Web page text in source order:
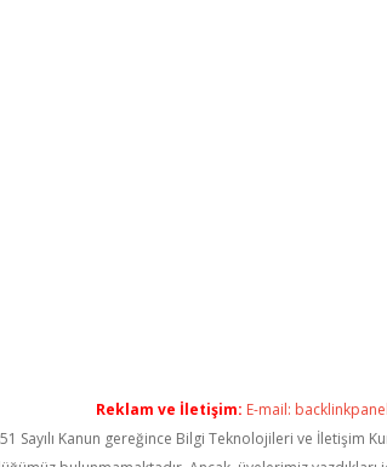
Reklam ve İletişim: E-mail:
Sayılı Kanun gereğince Bilgi Teknolojileri ve İletişim